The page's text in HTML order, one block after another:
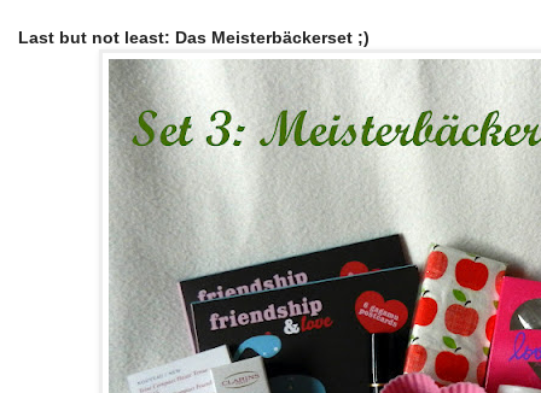
Last but not least: Das Meisterbäckerset ;)